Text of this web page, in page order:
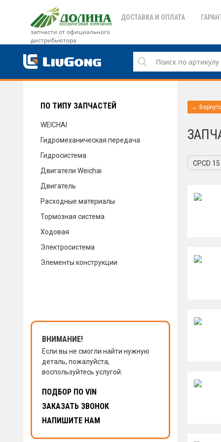
запчасти от официального
дистрибьютора
ДОСТАВКА И ОПЛАТА
ДОСТАВКА И ОПЛАТА
СЕРВИС
ЗАКАЗАТЬ ЗВОНОК
ПО ТИПУ ЗАПЧАСТЕЙ
WEICHAI
Гидромеханическая передача
Гидросистема
Двигатели Weichai
Двигатель
Расходные материалы
Тормозная система
Ходовая
Электросистема
Элементы конструкции
ВНИМАНИЕ!
Если вы не смогли найти нужную
деталь, пожалуйста,
воспользуйтесь услугой:
ПОДБОР ПО VIN
ЗАКАЗАТЬ ЗВОНОК
НАПИШИТЕ НАМ
←
CPCD 15